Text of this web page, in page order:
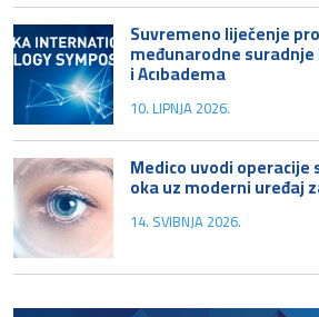
Suvremeno liječenje
međunarodne suradnje
i Acıbadema
10. LIPNJA 2026.
Medico uvodi
oka uz moderni uređaj
14. SVIBNJA 2026.